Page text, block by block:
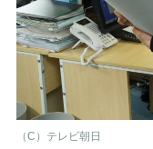
（C）テレビ朝日